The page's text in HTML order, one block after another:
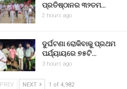
ପ୍ରତିଷ୍ଠାନର ୩୨ତମ…
2 hours ago
ଦୁର୍ଘଟଣା ରୋକିବାକୁ ପ୍ରଥମ
ପର୍ଯ୍ୟାୟରେ ୭୫ଟି…
3 hours ago
PREV NEXT 1 of 4,982